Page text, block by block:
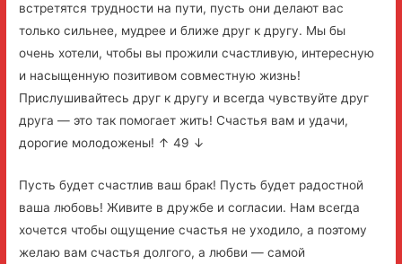
встретятся трудности на пути, пусть они делают вас
только сильнее, мудрее и ближе друг к другу. Мы бы
очень хотели, чтобы вы прожили счастливую, интересную
и насыщенную позитивом совместную жизнь!
Прислушивайтесь друг к другу и всегда чувствуйте друг
друга — это так помогает жить! Счастья вам и удачи,
дорогие молодожены! ↑ 49 ↓
Пусть будет счастлив ваш брак! Пусть будет радостной
ваша любовь! Живите в дружбе и согласии. Нам всегда
хочется чтобы ощущение счастья не уходило, а поэтому
желаю вам счастья долгого, а любви — самой